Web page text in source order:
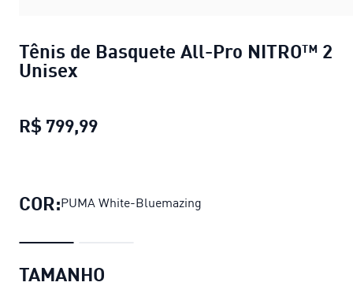
Tênis de Basquete All-Pro NITRO™ 2
Unisex
R$ 799,99
COR:PUMA White-Bluemazing
TAMANHO